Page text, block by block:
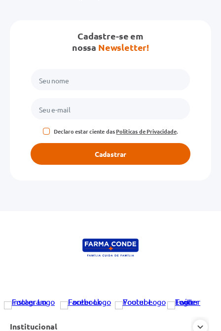
Cadastre-se em
nossa Newsletter!
Declaro estar ciente dasPolíticas de Privacidade.
Cadastrar
Institucional